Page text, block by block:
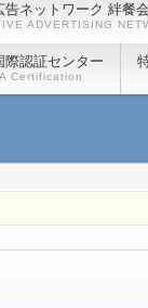
告ネットワーク 絆餐会
ADVERTISING
際認証センター
Certification